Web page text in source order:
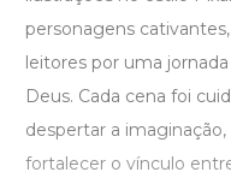
personagens
leitores por uma
Deus. Cada cena foi
despertar a
fortalecer o vínculo